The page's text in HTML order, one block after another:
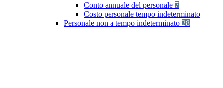
Conto annuale del personale 7
Costo personale tempo indeterminato
Personale non a tempo indeterminato 28